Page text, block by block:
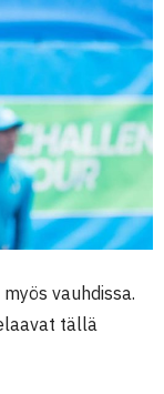
vauhdissa.
tällä